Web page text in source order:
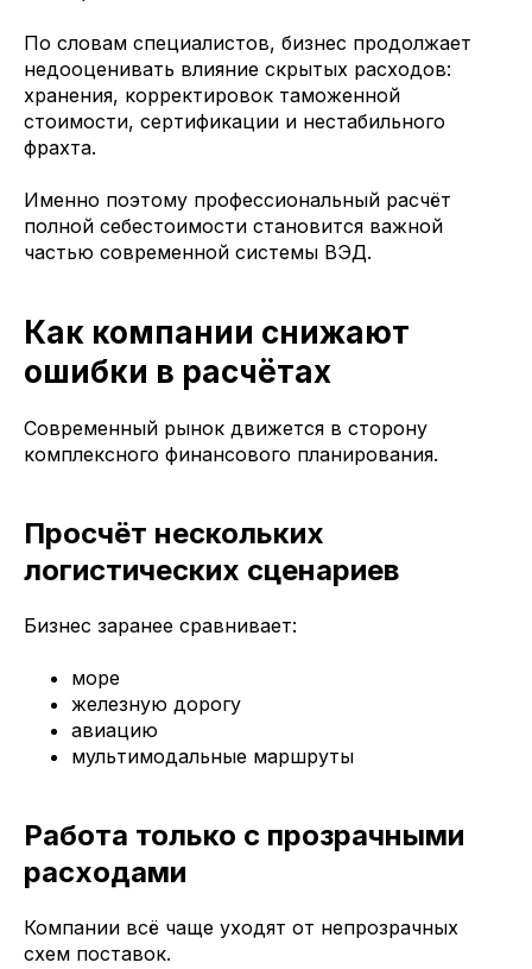
По словам специалистов, бизнес продолжает
недооценивать влияние скрытых расходов:
хранения, корректировок таможенной
стоимости, сертификации и нестабильного
фрахта.
Именно поэтому профессиональный расчёт
полной себестоимости становится важной
частью современной системы ВЭД.
Как компании снижают
ошибки в расчётах
Современный рынок движется в сторону
комплексного финансового планирования.
Просчёт нескольких
логистических сценариев
Бизнес заранее сравнивает:
море
железную дорогу
авиацию
мультимодальные маршруты
Работа только с прозрачными
расходами
Компании всё чаще уходят от непрозрачных
схем поставок.